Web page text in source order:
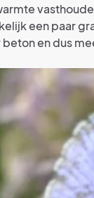
een paar
en dus